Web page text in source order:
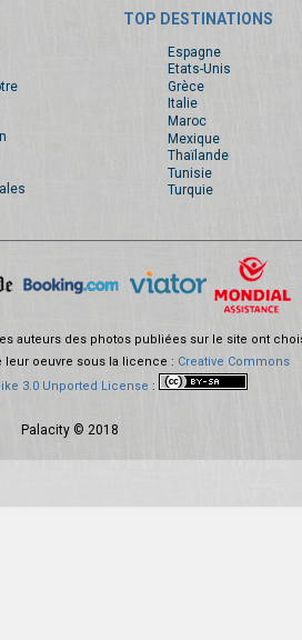
TOP DESTINATIONS
Espagne
Etats-Unis
Grèce
Italie
Maroc
Mexique
Thaïlande
Tunisie
Turquie
auteurs des photos publiées sur le site ont
oeuvre sous la licence : Creative Commons
3.0 Unported License :
Palacity © 2018